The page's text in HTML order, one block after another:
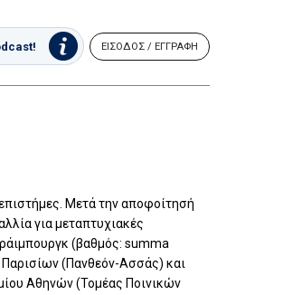
ΕΙΣΟΔΟΣ / ΕΓΓΡΑΦΗ
Μετά την αποφοίτησή
για μεταπτυχιακές
(βαθμός: summa
(Πανθεόν-Ασσάς) και
Αθηνών (Τομέας Ποινικών